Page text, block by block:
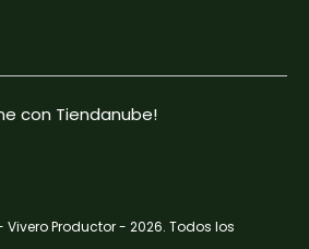
con Tiendanube!
Vivero Productor - 2026. Todos los